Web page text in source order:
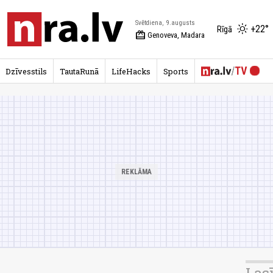
Svētdiena, 9.augusts
redeem Genoveva, Madara
Rīgā +22°
Dzīvesstils TautaRunā LifeHacks Sports